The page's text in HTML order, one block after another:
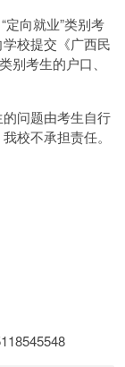
定向就业”类别考
校提交《广西民
别考生的户口、
的问题由考生自行
校不承担责任。